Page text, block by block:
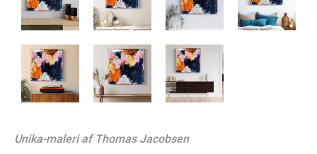
Unika-maleri af Thomas Jacobsen